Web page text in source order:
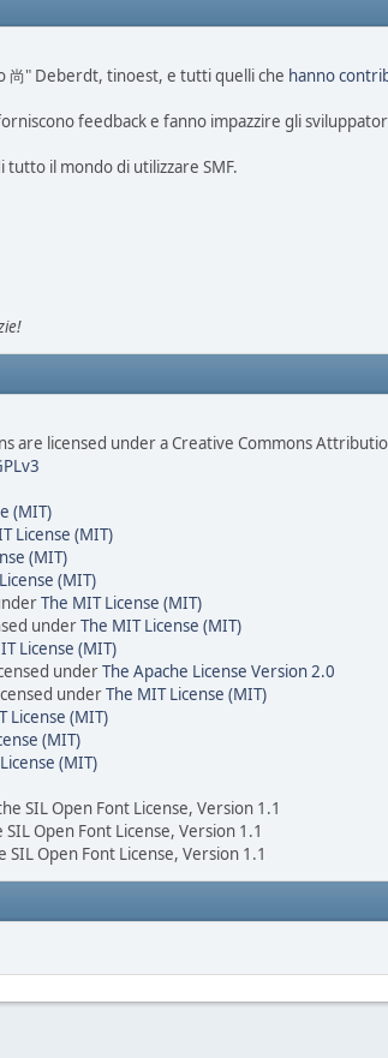
尚" Deberdt, tinoest, e tutti quelli che hanno
feedback e fanno impazzire gli
il mondo di utilizzare SMF.
are licensed under a Creative Commons
(MIT)
License (MIT)
(MIT)
(MIT)
The MIT License (MIT)
underThe MIT License (MIT)
License (MIT)
underThe Apache License Version 2.0
underThe MIT License (MIT)
License (MIT)
(MIT)
(MIT)
SIL Open Font License, Version 1.1
Open Font License, Version 1.1
Open Font License, Version 1.1